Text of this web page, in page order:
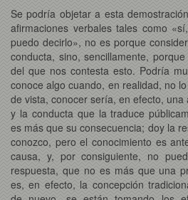
Se podría objetar a esta
afirmaciones verbales tales como
puedo decirlo», no es porque
conducta, sino, sencillamente,
del que nos contesta esto. Podría
conoce algo cuando, en realidad, no
de vista, conocer sería, en efecto, una
y la conducta que la traduce
es más que su consecuencia; doy la
conozco, pero el conocimiento es
causa, y, por consiguiente, no
respuesta, que no es más que una
es, en efecto, la concepción